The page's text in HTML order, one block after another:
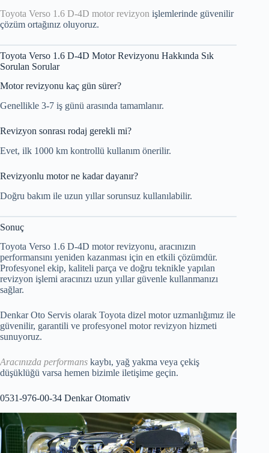
Toyota Verso 1.6 D-4D motor revizyon işlemlerinde güvenilir
çözüm ortağınız oluyoruz.
Toyota Verso 1.6 D-4D Motor Revizyonu Hakkında Sık
Sorulan Sorular
Motor revizyonu kaç gün sürer?
Genellikle 3-7 iş günü arasında tamamlanır.
Revizyon sonrası rodaj gerekli mi?
Evet, ilk 1000 km kontrollü kullanım önerilir.
Revizyonlu motor ne kadar dayanır?
Doğru bakım ile uzun yıllar sorunsuz kullanılabilir.
Sonuç
Toyota Verso 1.6 D-4D motor revizyonu, aracınızın
performansını yeniden kazanması için en etkili çözümdür.
Profesyonel ekip, kaliteli parça ve doğru teknikle yapılan
revizyon işlemi aracınızı uzun yıllar güvenle kullanmanızı
sağlar.
Denkar Oto Servis olarak Toyota dizel motor uzmanlığımız ile
güvenilir, garantili ve profesyonel motor revizyon hizmeti
sunuyoruz.
Aracınızda performans kaybı, yağ yakma veya çekiş
düşüklüğü varsa hemen bizimle iletişime geçin.
0531-976-00-34 Denkar Otomativ